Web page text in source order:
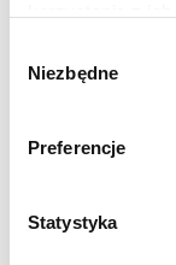
zgody
Niezbędne
Preferencje
Statystyka